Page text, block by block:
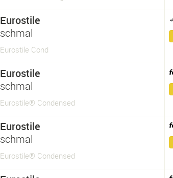
Eurostile
schmal
Eurostile Cond
Eurostile
schmal
Eurostile® Condensed
Eurostile
schmal
Eurostile® Condensed